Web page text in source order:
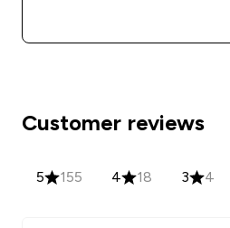
Customer reviews
5 155 4 18 3 4